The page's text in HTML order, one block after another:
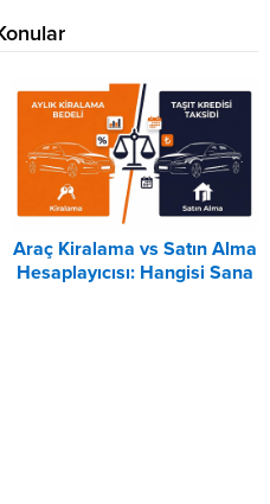
Araç Kiralama vs Satın Alma
Hesaplayıcısı: Hangisi Sana